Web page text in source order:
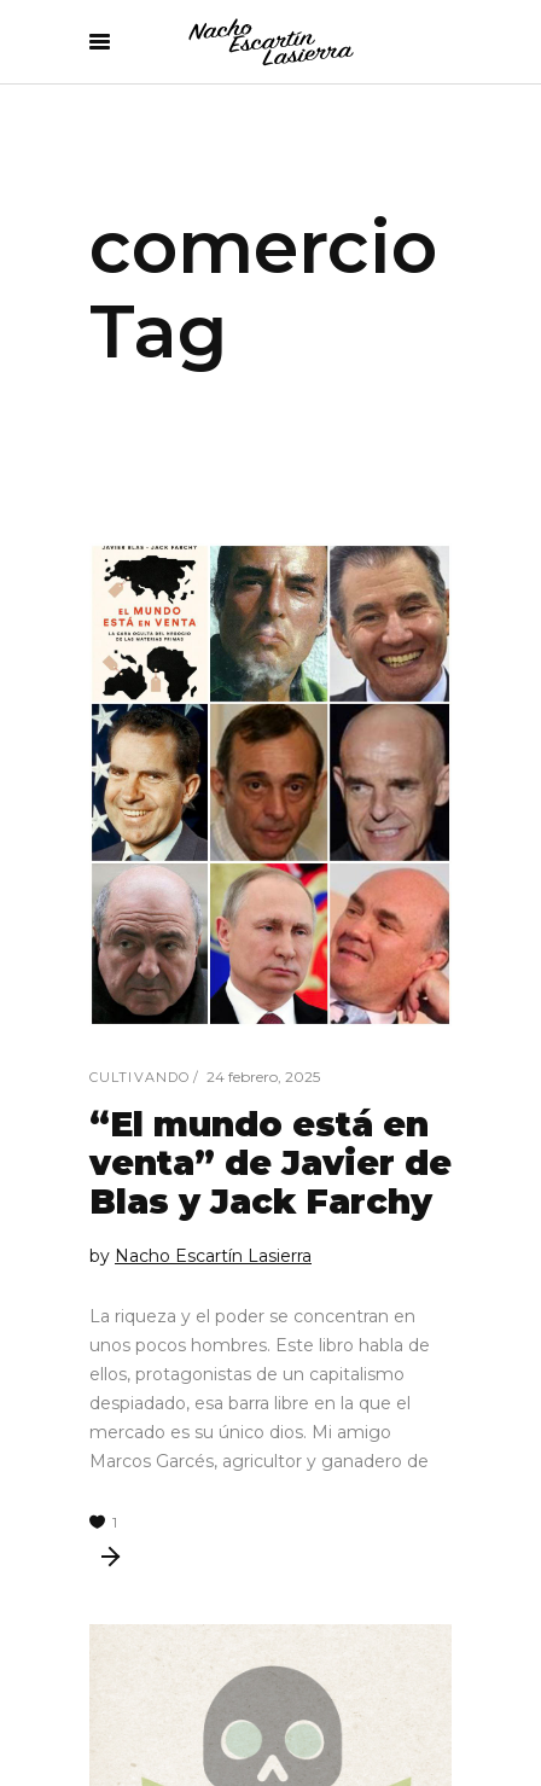
comercio
Tag
CULTIVANDO 24 febrero, 2025
“El mundo está en
venta” de Javier de
Blas y Jack Farchy
by Nacho Escartín Lasierra
La riqueza y el poder se concentran en
unos pocos hombres. Este libro habla de
ellos, protagonistas de un capitalismo
despiadado, esa barra libre en la que el
mercado es su único dios. Mi amigo
Marcos Garcés, agricultor y ganadero de
1